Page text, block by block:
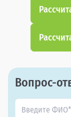
Вопрос-